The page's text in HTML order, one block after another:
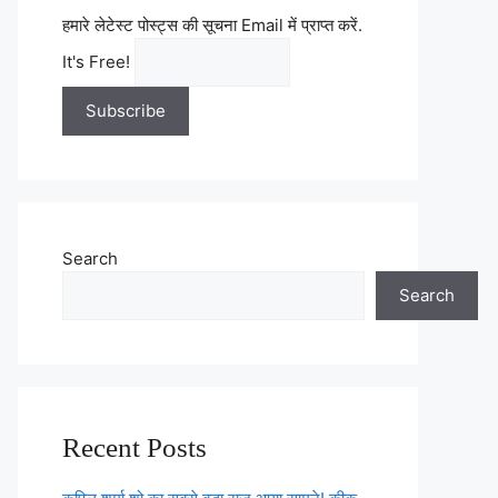
हमारे लेटेस्ट पोस्ट्स की सूचना Email में प्राप्त करें.
It's Free!
Search
Search
Recent Posts